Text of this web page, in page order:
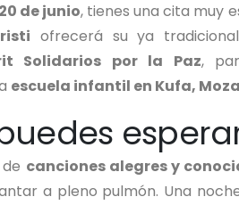
de junio, tienes una cita muy
ofrecerá su ya tradicional
Solidarios por la Paz,
escuela infantil en Kufa,
canciones alegres y
a pleno pulmón. Una